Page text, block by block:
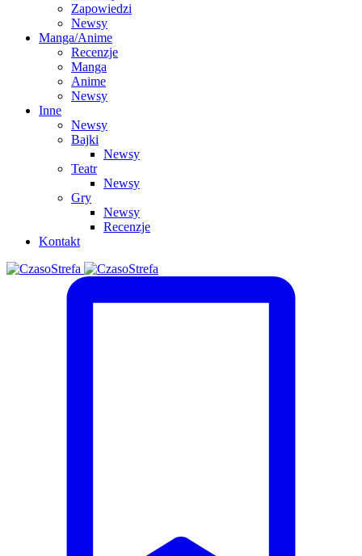
Zapowiedzi
Newsy
Manga/Anime
Recenzje
Manga
Anime
Newsy
Inne
Newsy
Bajki
Newsy
Teatr
Newsy
Gry
Newsy
Recenzje
Kontakt